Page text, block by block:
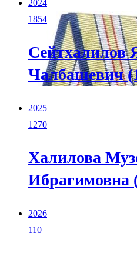
2024
1854
Сейтхалилов
Чалбашевич
2025
1270
Халилова
Ибрагимовна
2026
110